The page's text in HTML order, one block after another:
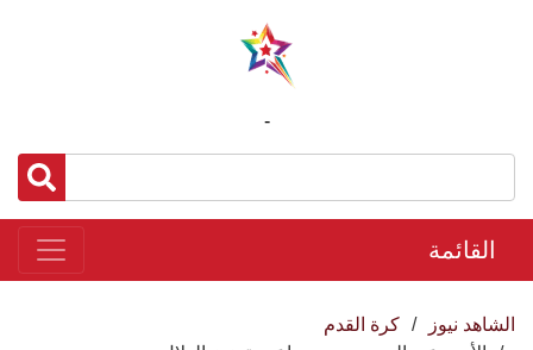
-
القائمة
الشاهد نيوز
كرة القدم